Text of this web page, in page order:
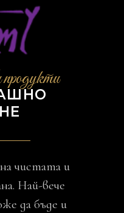
чистата и
Най-вече
да бъде и